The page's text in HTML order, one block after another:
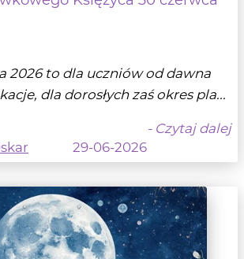
2026 to dla uczniów od dawna
dla dorosłych zaś okres pla...
- Czytaj dalej
29-06-2026